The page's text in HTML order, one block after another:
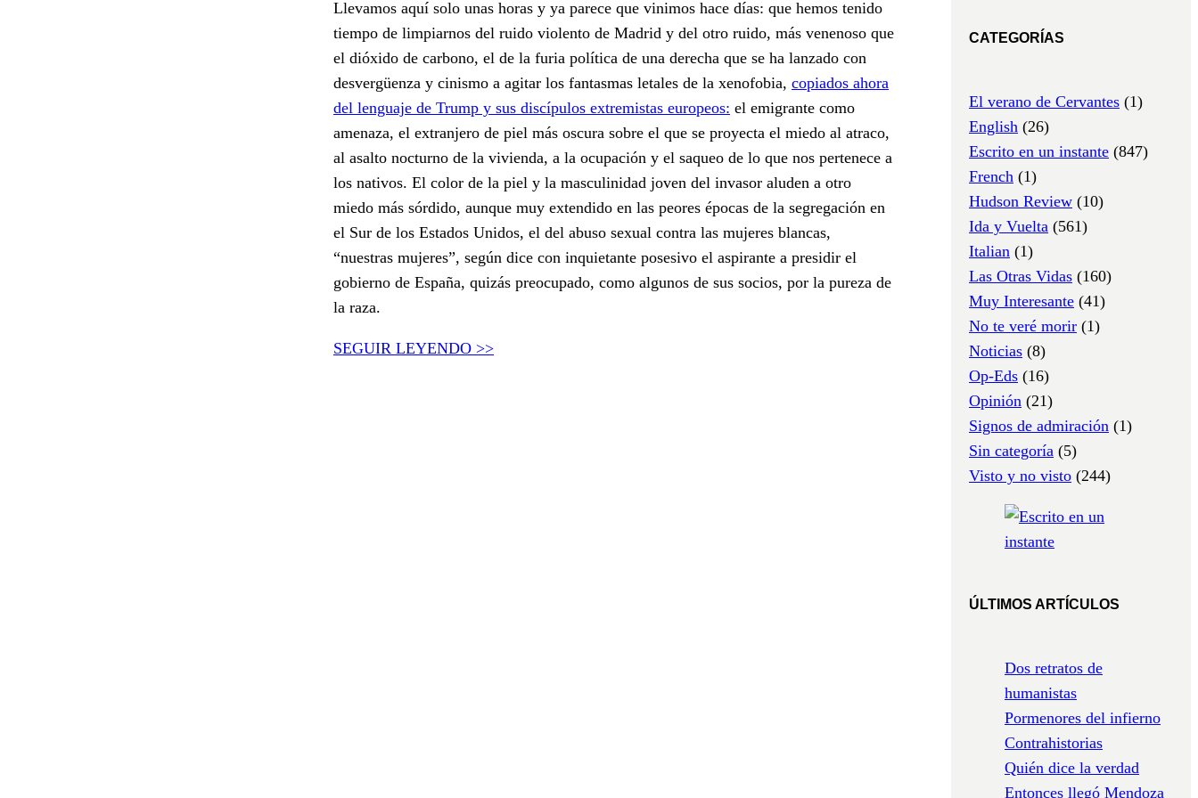
Llevamos aquí solo unas horas y ya parece que vinimos hace días: que hemos tenido
tiempo de limpiarnos del ruido violento de Madrid y del otro ruido, más venenoso que
el dióxido de carbono, el de la furia política de una derecha que se ha lanzado con
desvergüenza y cinismo a agitar los fantasmas letales de la xenofobia, copiados ahora
del lenguaje de Trump y sus discípulos extremistas europeos: el emigrante como
amenaza, el extranjero de piel más oscura sobre el que se proyecta el miedo al atraco,
al asalto nocturno de la vivienda, a la ocupación y el saqueo de lo que nos pertenece a
los nativos. El color de la piel y la masculinidad joven del invasor aluden a otro
miedo más sórdido, aunque muy extendido en las peores épocas de la segregación en
el Sur de los Estados Unidos, el del abuso sexual contra las mujeres blancas,
“nuestras mujeres”, según dice con inquietante posesivo el aspirante a presidir el
gobierno de España, quizás preocupado, como algunos de sus socios, por la pureza de
la raza.
SEGUIR LEYENDO >>
CATEGORÍAS
El verano de Cervantes (1)
English (26)
Escrito en un instante (847)
French (1)
Hudson Review (10)
Ida y Vuelta (561)
Italian (1)
Las Otras Vidas (160)
Muy Interesante (41)
No te veré morir (1)
Noticias (8)
Op-Eds (16)
Opinión (21)
Signos de admiración (1)
Sin categoría (5)
Visto y no visto (244)
ÚLTIMOS ARTÍCULOS
Dos retratos de
humanistas
Pormenores del infierno
Contrahistorias
Quién dice la verdad
Entonces llegó Mendoza